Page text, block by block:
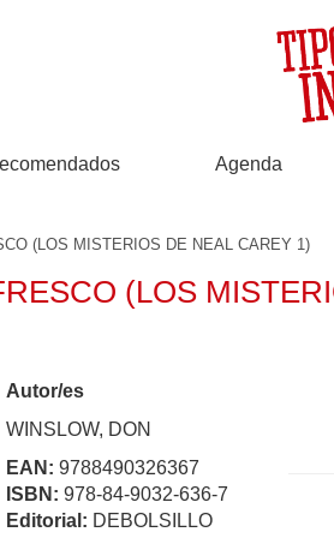
Agenda
(LOS MISTERIOS DE NEAL CAREY 1)
(LOS
Autor/es
WINSLOW, DON
EAN: 9788490326367
ISBN: 978-84-9032-636-7
Editorial: DEBOLSILLO